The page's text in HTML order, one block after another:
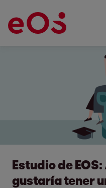
Estudio de
gustaría tener